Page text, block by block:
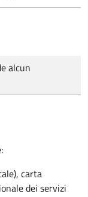
alcun
carta
dei servizi